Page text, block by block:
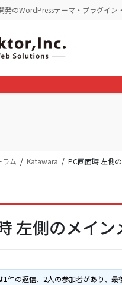
発のWordPressテーマ・プラグイン
ラム Katawara PC画面時 左側
左側のメイ
1件の返信、2人の参加者があり、最